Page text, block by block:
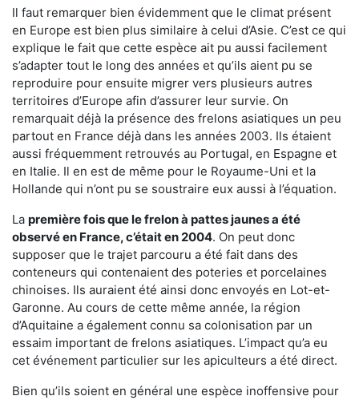
Il faut remarquer bien évidemment que le climat présent
en Europe est bien plus similaire à celui d’Asie. C’est ce qui
explique le fait que cette espèce ait pu aussi facilement
s’adapter tout le long des années et qu’ils aient pu se
reproduire pour ensuite migrer vers plusieurs autres
territoires d’Europe afin d’assurer leur survie. On
remarquait déjà la présence des frelons asiatiques un peu
partout en France déjà dans les années 2003. Ils étaient
aussi fréquemment retrouvés au Portugal, en Espagne et
en Italie. Il en est de même pour le Royaume-Uni et la
Hollande qui n’ont pu se soustraire eux aussi à l’équation.
La première fois que le frelon à pattes jaunes a été
observé en France, c’était en 2004. On peut donc
supposer que le trajet parcouru a été fait dans des
conteneurs qui contenaient des poteries et porcelaines
chinoises. Ils auraient été ainsi donc envoyés en Lot-et-
Garonne. Au cours de cette même année, la région
d’Aquitaine a également connu sa colonisation par un
essaim important de frelons asiatiques. L’impact qu’a eu
cet événement particulier sur les apiculteurs a été direct.
Bien qu’ils soient en général une espèce inoffensive pour